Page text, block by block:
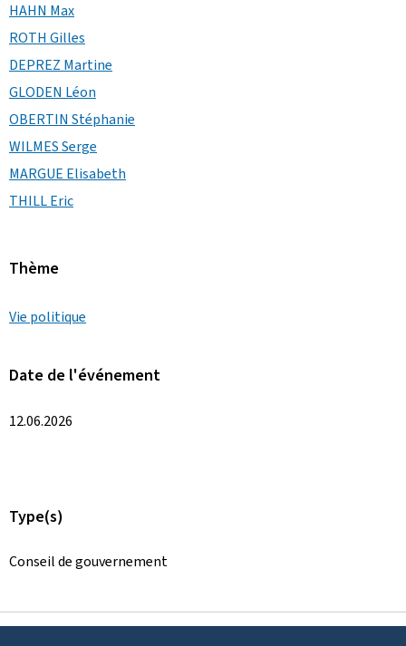
HAHN Max
ROTH Gilles
DEPREZ Martine
GLODEN Léon
OBERTIN Stéphanie
WILMES Serge
MARGUE Elisabeth
THILL Eric
Thème
Vie politique
Date de l'événement
12.06.2026
Type(s)
Conseil de gouvernement